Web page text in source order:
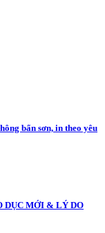
bẩn sơn, in theo yêu
DỤC MỚI & LÝ DO